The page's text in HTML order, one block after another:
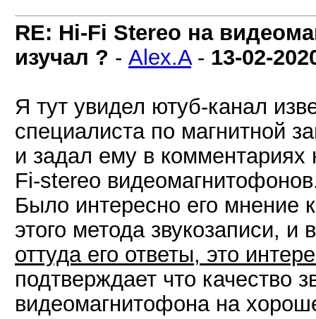
RE: Hi-Fi Stereo на
изучал ? - Alex.A- 13-02-
Я тут увидел ютуб-канал
специалиста по магнитной
и задал ему в комментариях
Fi-stereo
Было интересно его мнение
этого метода звукозаписи,
оттуда его ответы, это
подтверждает что качество
видеомагнитофона на